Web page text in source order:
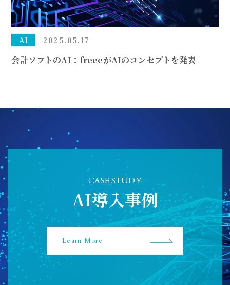
AI 2025.05.17
会計ソフトのAI：freeeがAIのコンセプトを発表
CASE STUDY
AI導入事例
Learn More